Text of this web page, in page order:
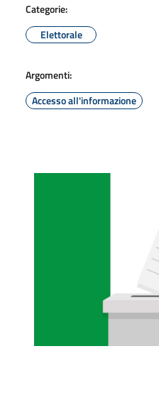
Categorie:
Elettorale
Argomenti:
Accesso all'informazione